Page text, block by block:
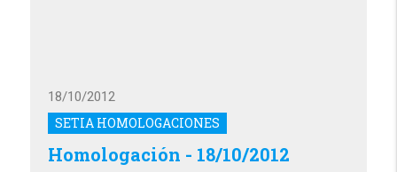
SETIA HOMOLOGACIONES
18/10/2012
Homologación - 18/10/2012